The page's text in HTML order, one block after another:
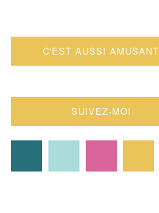
C'EST AUSSI AMUSANT
SUIVEZ-MOI